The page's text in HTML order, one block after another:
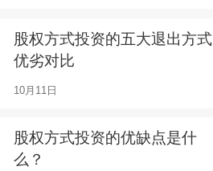
股权方式投资的五大退出方式
优劣对比
10月11日
股权方式投资的优缺点是什
么？